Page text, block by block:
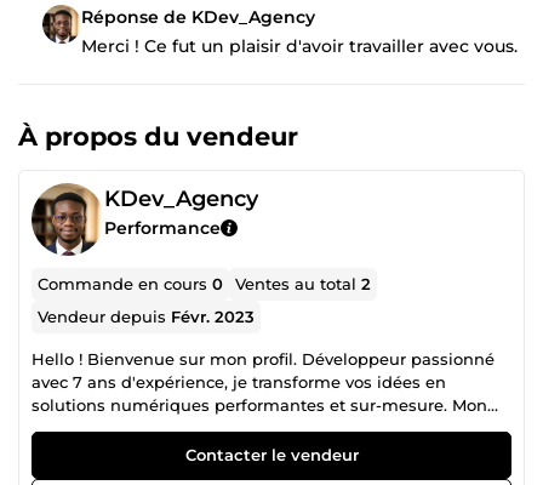
Réponse de KDev_Agency
Merci ! Ce fut un plaisir d'avoir travailler avec vous.
À propos du vendeur
KDev_Agency
Performance
Commande en cours0 Ventes au total2
Vendeur depuis Févr. 2023
Hello ! Bienvenue sur mon profil. Développeur passionné
avec 7 ans d'expérience, je transforme vos idées en
solutions numériques performantes et sur-mesure. Mon
expertise repose sur deux piliers technologiques majeurs :
Mobile : Conception d'applications fluides et intuitives avec
Flutter (iOS &amp; Android). Web : Création de sites web
Contacter le vendeur